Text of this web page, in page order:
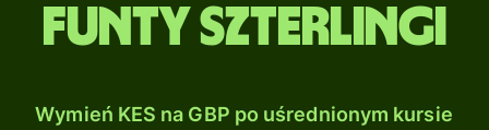
Funty szterlingi
Wymień KES na GBP po uśrednionym kursie